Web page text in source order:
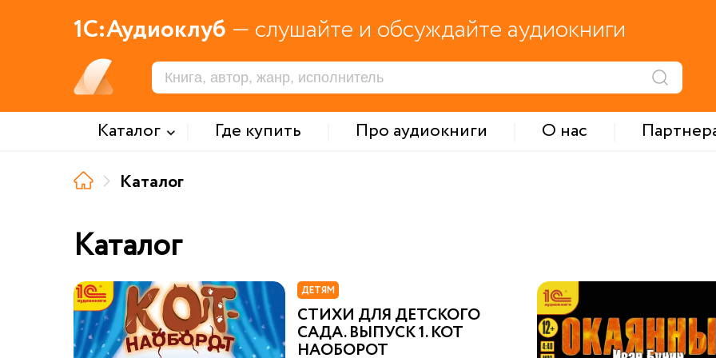
1С:Аудиоклуб — слушайте и обсуждайте аудиокниги
Каталог Где купить Про аудиокниги О нас
Каталог
Каталог
ДЕТЯМ
СТИХИ ДЛЯ ДЕТСКОГО
САДА. ВЫПУСК 1. КОТ
НАОБОРОТ